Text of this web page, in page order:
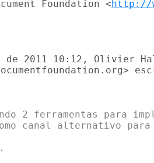
Foundation <http://
de 2011 10:12, Olivier
2 ferramentas para